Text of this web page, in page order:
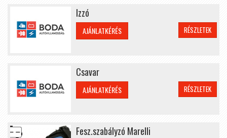
Izzó
AJÁNLATKÉRÉS RÉSZLETEK
Csavar
AJÁNLATKÉRÉS RÉSZLETEK
Fesz.szabályzó Marelli